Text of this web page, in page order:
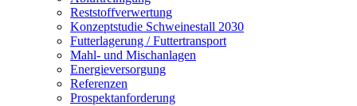
Reststoffverwertung
Konzeptstudie Schweinestall 2030
Futterlagerung / Futtertransport
Mahl- und Mischanlagen
Energieversorgung
Referenzen
Prospektanforderung